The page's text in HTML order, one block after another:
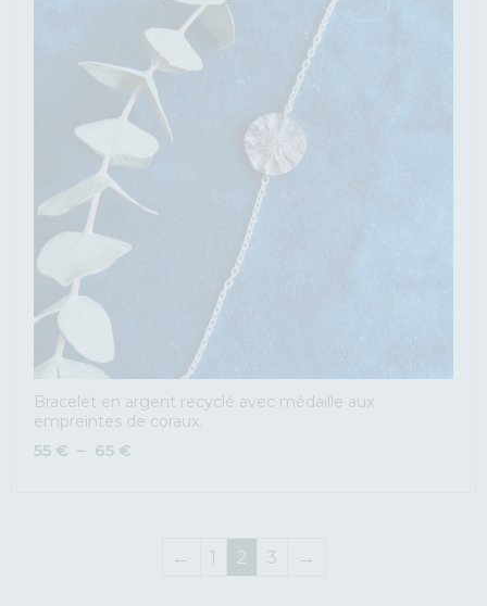
Bracelet en argent recyclé avec médaille aux
empreintes de coraux.
55 € – 65 €
← 1 2 3 →